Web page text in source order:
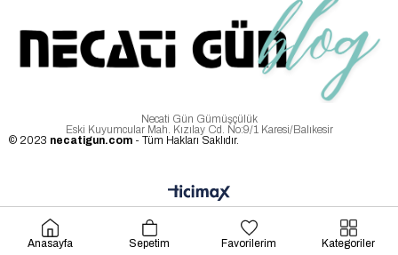
Necati Gün Gümüşçülük
Eski Kuyumcular Mah. Kızılay Cd. No:9/1 Karesi/Balıkesir
© 2023 necatigun.com - Tüm Hakları Saklıdır.
Anasayfa Sepetim Favorilerim Kategoriler